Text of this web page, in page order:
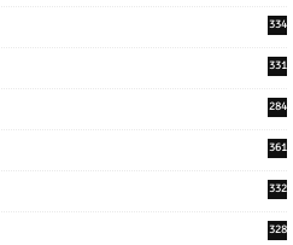
334
331
284
361
332
328